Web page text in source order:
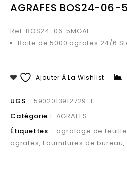
AGRAFES BOS24-06-
Ref: BOS24-06-5MGAL
Boite de 5000 agrafes 24/6
Ajouter À La Wishlist
UGS : 5902013912729-1
Catégorie : AGRAFES
Étiquettes : agrafage de
agrafes,Fournitures de bureau,